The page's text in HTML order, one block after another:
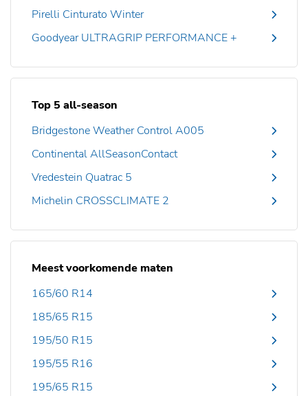
Pirelli Cinturato Winter
Goodyear ULTRAGRIP PERFORMANCE +
Top 5 all-season
Bridgestone Weather Control A005
Continental AllSeasonContact
Vredestein Quatrac 5
Michelin CROSSCLIMATE 2
Meest voorkomende maten
165/60 R14
185/65 R15
195/50 R15
195/55 R16
195/65 R15